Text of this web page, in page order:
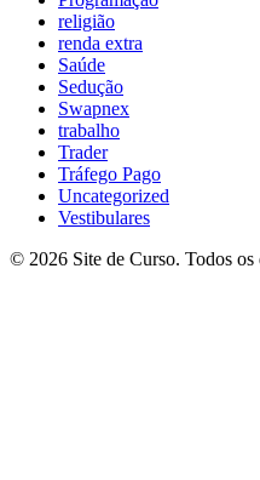
religião
renda extra
Saúde
Sedução
Swapnex
trabalho
Trader
Tráfego Pago
Uncategorized
Vestibulares
© 2026 Site de Curso. Todos os